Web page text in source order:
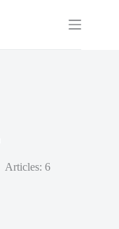
Articles: 6